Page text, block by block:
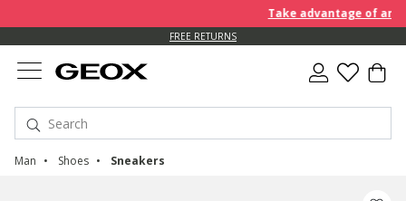
Take advantage of an
FREE RETURNS
Man Shoes Sneakers